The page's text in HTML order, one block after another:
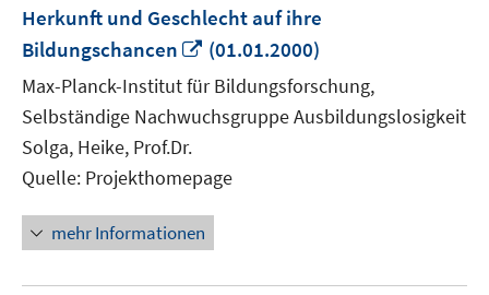
Herkunft und Geschlecht auf ihre
Bildungschancen
In
neuem
Fenster
öffnen
(01.01.2000)
Max-Planck-Institut für Bildungsforschung,
Selbständige Nachwuchsgruppe Ausbildungslosigkeit
Solga, Heike, Prof.Dr.
Quelle: Projekthomepage
mehr Informationen